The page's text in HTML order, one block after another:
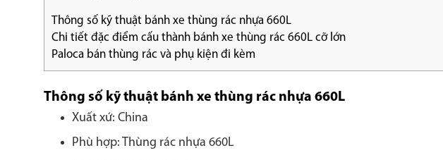
Thông số kỹ thuật bánh xe thùng rác nhựa 660L
Chi tiết đặc điểm cấu thành bánh xe thùng rác 660L cỡ lớn
Paloca bán thùng rác và phụ kiện đi kèm
Thông số kỹ thuật bánh xe thùng rác nhựa 660L
Xuất xứ: China
Phù hợp: Thùng rác nhựa 660L